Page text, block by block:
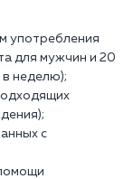
употребления
для мужчин и 20
в неделю);
с